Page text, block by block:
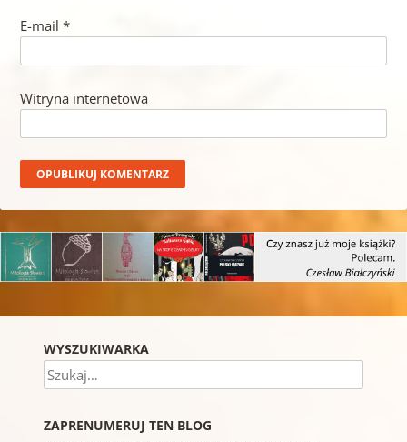
E-mail *
Witryna internetowa
WYSZUKIWARKA
Szukaj
ZAPRENUMERUJ TEN BLOG